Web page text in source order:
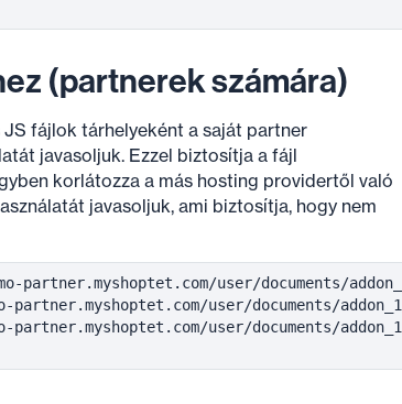
(partnerek számára)
fájlok tárhelyeként a saját partner
javasoljuk. Ezzel biztosítja a fájl
korlátozza a más hosting providertől való
javasoljuk, ami biztosítja, hogy nem
partner.myshoptet.com/user/documents/
user/documents/
user/documents/